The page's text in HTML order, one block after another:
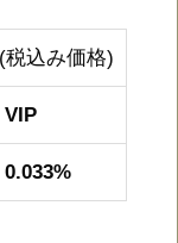
込み価格)
VIP
0.033%